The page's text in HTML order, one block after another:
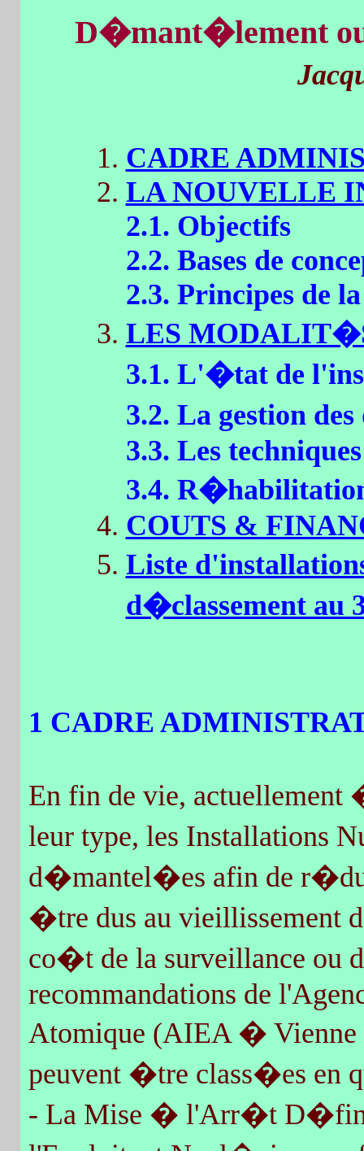
D�mant�lement
CADRE
LA NOUVELLE
2.1. Objectifs
2.2. Bases de
2.3. Principes de
LES
3.1. L'�tat de
3.2. La gestion
3.3. Les
3.4.
COUTS &
Liste
d�classement au
1 CADRE
En fin de vie,
leur type, les Installations
d�mantel�es afin de
�tre dus au vieillissement
co�t de la surveillance ou
recommandations de
Atomique (AIEA �
peuvent �tre class�es en
- La Mise � l'Arr�t